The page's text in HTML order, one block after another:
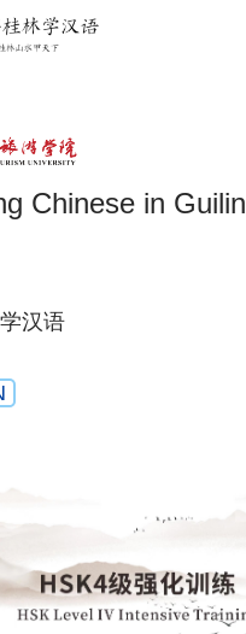
Chinese in Guilin
汉语